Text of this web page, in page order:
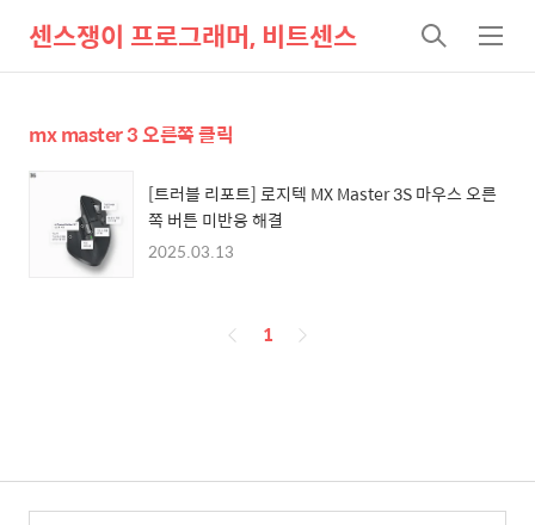
센스쟁이 프로그래머, 비트센스
검
색
메
뉴
mx master 3 오른쪽 클릭
[트러블 리포트] 로지텍 MX Master 3S 마우스 오른
쪽 버튼 미반응 해결
2025.03.13
페
1